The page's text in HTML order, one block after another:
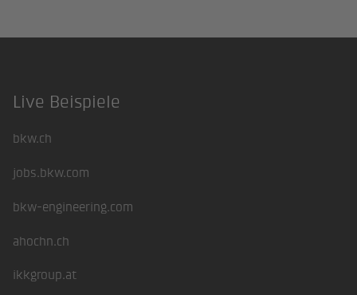
Footer
Live Beispiele
bkw.ch
jobs.bkw.com
bkw-engineering.com
ahochn.ch
ikkgroup.at